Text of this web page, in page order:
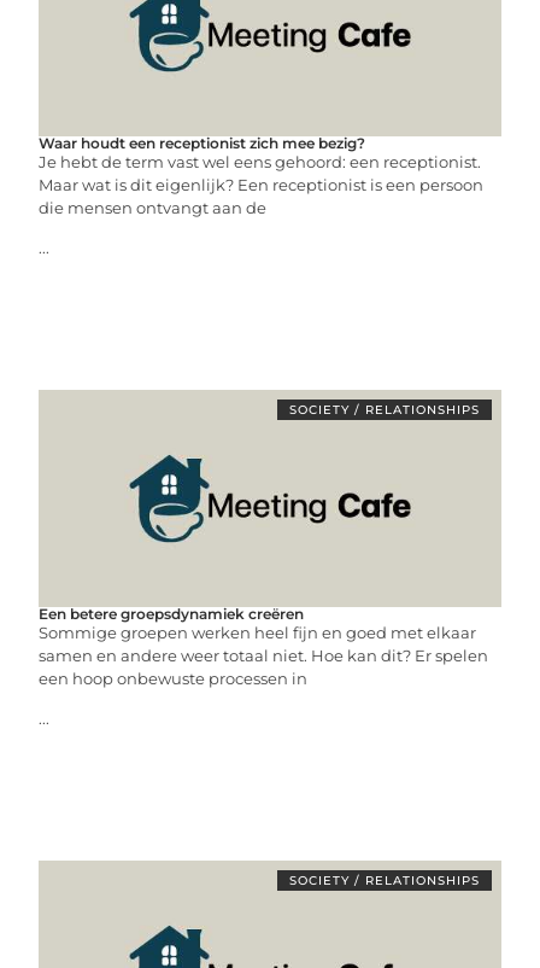
Waar houdt een receptionist zich mee bezig?
Je hebt de term vast wel eens gehoord: een receptionist.
Maar wat is dit eigenlijk? Een receptionist is een persoon
die mensen ontvangt aan de
...
SOCIETY / RELATIONSHIPS
Een betere groepsdynamiek creëren
Sommige groepen werken heel fijn en goed met elkaar
samen en andere weer totaal niet. Hoe kan dit? Er spelen
een hoop onbewuste processen in
...
SOCIETY / RELATIONSHIPS